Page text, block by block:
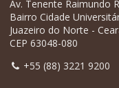
Av. Tenente Raimundo
Bairro Cidade
Juazeiro do Norte -
CEP 63048-080
+55 (88) 3221 9200